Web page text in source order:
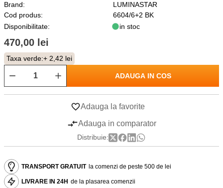
Brand:
LUMINASTAR
Cod produs:
6604/6+2 BK
Disponibilitate:
in stoc
470,00 lei
Taxa verde:+ 2,42 lei
ADAUGA IN COS
Adauga la favorite
Adauga in comparator
Distribuie:
TRANSPORT GRATUIT la comenzi de peste 500 de lei
LIVRARE IN 24H de la plasarea comenzii